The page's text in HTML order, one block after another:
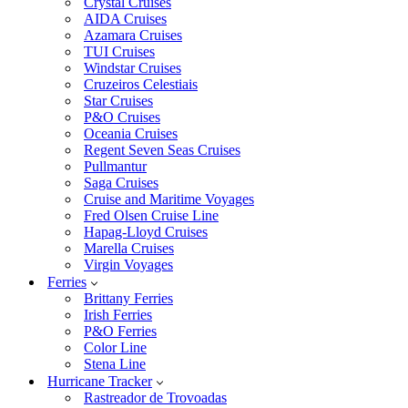
AIDA Cruises
Azamara Cruises
TUI Cruises
Windstar Cruises
Cruzeiros Celestiais
Star Cruises
P&O Cruises
Oceania Cruises
Regent Seven Seas Cruises
Pullmantur
Saga Cruises
Cruise and Maritime Voyages
Fred Olsen Cruise Line
Hapag-Lloyd Cruises
Marella Cruises
Virgin Voyages
Ferries
Brittany Ferries
Irish Ferries
P&O Ferries
Color Line
Stena Line
Hurricane Tracker
Rastreador de Trovoadas